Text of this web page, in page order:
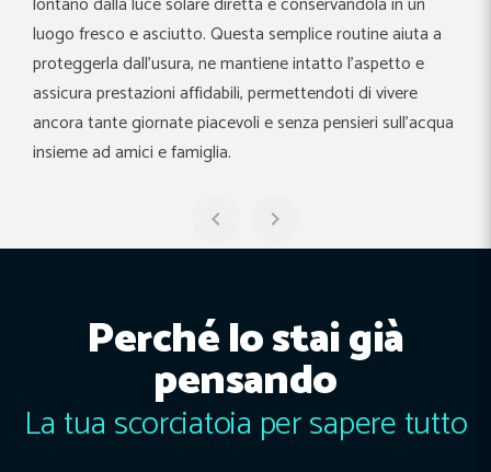
Skatinger ti permettono di andare più lontano, pagaiare
con maggiore sicurezza ed esplorare liberamente,
ovunque ti porti il viaggio.
 
Perché lo stai già
pensando
La tua scorciatoia per sapere tutto